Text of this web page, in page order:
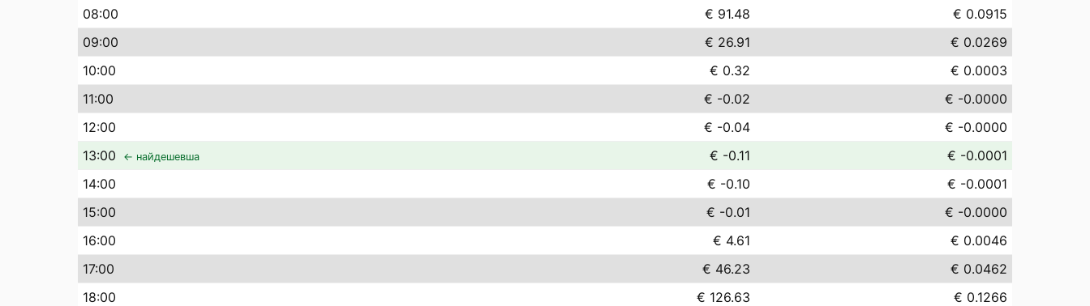
08:00 € 91.48
€ 0.0915
09:00 € 26.91
€ 0.0269
10:00 € 0.32
€ 0.0003
11:00 € -0.02
€ -0.0000
12:00 € -0.04
€ -0.0000
13:00 ← найдешевша € -0.11
€ -0.0001
14:00 € -0.10
€ -0.0001
15:00 € -0.01
€ -0.0000
16:00 € 4.61
€ 0.0046
17:00 € 46.23
€ 0.0462
18:00 € 126.63
€ 0.1266